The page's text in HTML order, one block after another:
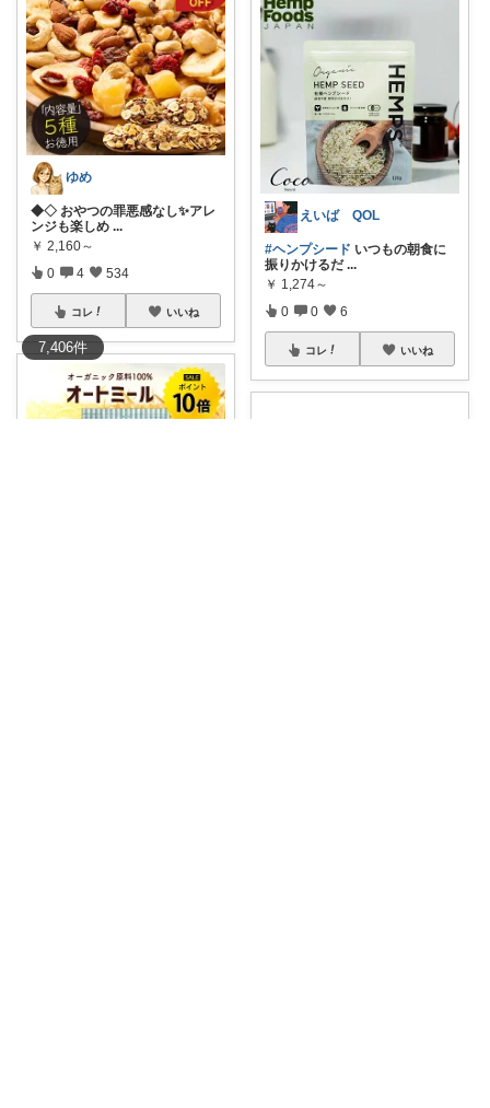
7,406件
ゆめ
◆◇ おやつの罪悪感なし✨アレ
ンジも楽しめ ...
￥ 2,160～
0 4 534
コレ いいね
えいば QOL
#ヘンプシード いつもの朝食に
振りかけるだ ...
￥ 1,274～
0 0 6
コレ いいね